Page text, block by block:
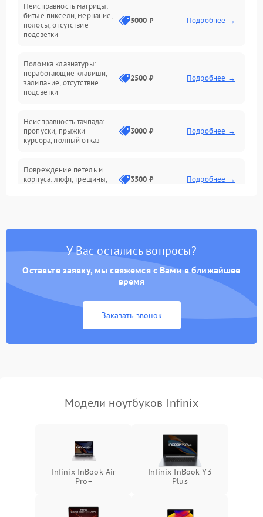
Программные ошибки
Электрические и системные сбои
Интерфейсные проблемы
Батарея
Сеть и интернет
Неисправность матрицы:
битые пиксели, мерцание,
полосы, отсутствие
подсветки
5000 ₽ Подробнее →
Поломка клавиатуры:
неработающие клавиши,
залипание, отсутствие
подсветки
2500 ₽ Подробнее →
Неисправность тачпада:
пропуски, прыжки
курсора, полный отказ
3000 ₽ Подробнее →
Повреждение петель и
корпуса: люфт, трещины,
3500 ₽ Подробнее →
быстрая разрядка,
2500 ₽ Подробнее →
Неисправность зарядного
питания
2000 ₽ Подробнее →
неисправности кулера
пропадание диска
оперативной памяти:
вылеты приложений,
Подробнее →
Проблемы Wi‑Fi или
У Вас остались вопросы?
Оставьте заявку, мы свяжемся с Вами в ближайшее
время
Заказать звонок
Модели ноутбуков Infinix
Infinix InBook Air
Pro+
Infinix InBook Y3
Plus